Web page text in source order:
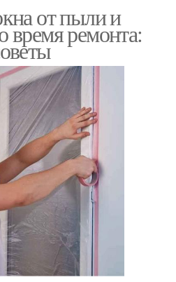
от пыли и
время ремонта: